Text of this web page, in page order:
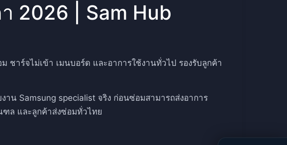
2026 | Sam Hub
ชาร์จไม่เข้า เมนบอร์ด และอาการใช้งานทั่วไป รองรับลูกค้า
าน Samsung specialist จริง ก่อนซ่อมสามารถส่งอาการ
ฑล และลูกค้าส่งซ่อมทั่วไทย